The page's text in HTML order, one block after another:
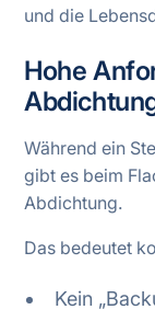
und die
Hohe
Während ein
gibt es beim
Abdichtung.
Das bedeutet
Kein